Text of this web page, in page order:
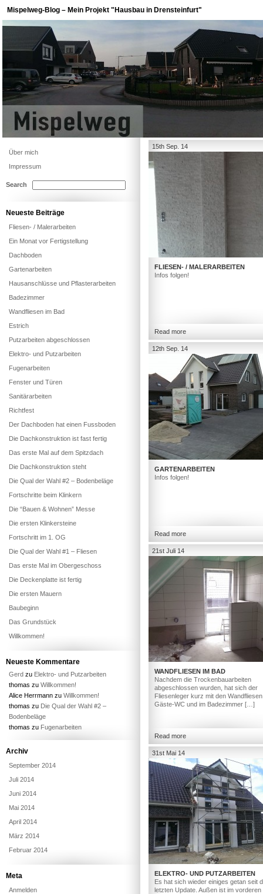
Mispelweg-Blog – Mein Projekt "Hausbau in Drensteinfurt"
15th Sep. 14
FLIESEN- / MALERARBEITEN
Infos folgen!
Read more
12th Sep. 14
GARTENARBEITEN
Infos folgen!
Read more
21st Juli 14
WANDFLIESEN IM BAD
Nachdem die Trockenbauarbeiten
abgeschlossen wurden, hat sich der
Fliesenleger kurz mit den
Gäste-WC und im Badezimmer […]
Read more
31st Mai 14
ELEKTRO- UND PUTZARBEITEN
Es hat sich wieder einiges getan seit
letzten Update. Außen ist im vorderen
Über mich
Impressum
Search
Neueste Beiträge
Fliesen- / Malerarbeiten
Ein Monat vor Fertigstellung
Dachboden
Gartenarbeiten
Hausanschlüsse und Pflasterarbeiten
Badezimmer
Wandfliesen im Bad
Estrich
Putzarbeiten abgeschlossen
Elektro- und Putzarbeiten
Fugenarbeiten
Fenster und Türen
Sanitärarbeiten
Richtfest
Der Dachboden hat einen Fussboden
Die Dachkonstruktion ist fast fertig
Das erste Mal auf dem Spitzdach
Die Dachkonstruktion steht
Die Qual der Wahl #2 – Bodenbeläge
Fortschritte beim Klinkern
Die “Bauen & Wohnen” Messe
Die ersten Klinkersteine
Fortschritt im 1. OG
Die Qual der Wahl #1 – Fliesen
Das erste Mal im Obergeschoss
Die Deckenplatte ist fertig
Die ersten Mauern
Baubeginn
Das Grundstück
Willkommen!
Neueste Kommentare
Gerd zu Elektro- und Putzarbeiten
thomas zu Willkommen!
Alice Herrmann zu Willkommen!
thomas zu Die Qual der Wahl #2 –
Bodenbeläge
thomas zu Fugenarbeiten
Archiv
September 2014
Juli 2014
Juni 2014
Mai 2014
April 2014
März 2014
Februar 2014
Meta
Anmelden